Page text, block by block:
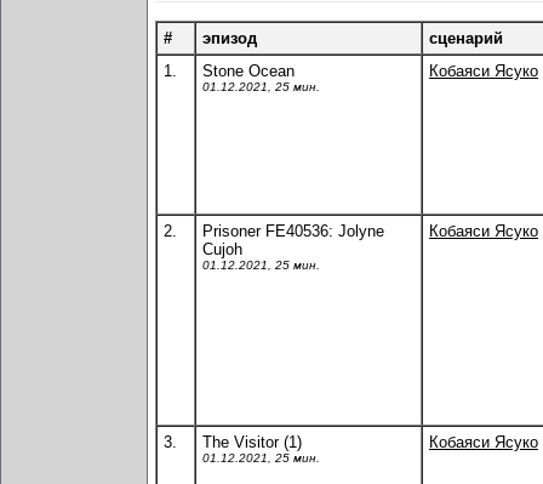
# эпизод
сценарий
1.
Stone Ocean
01.12.2021, 25 мин.
Кобаяси Ясуко
2.
Prisoner FE40536: Jolyne
Cujoh
01.12.2021, 25 мин.
Кобаяси Ясуко
3. The Visitor (1)
01.12.2021, 25 мин.
Кобаяси Ясуко